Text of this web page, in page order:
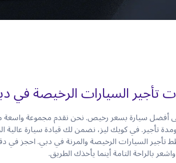
تأجير السيارات الرخيصة في
أفضل سيارة بسعر رخيص. نحن نقدم مجموعة واسعة
تأجير. في كويك ليز، نضمن لك قيادة سيارة عالية
السيارات الرخيصة والمرنة في دبي. احجز في
واشعر بالراحة التامة أينما يأخذك الطريق.